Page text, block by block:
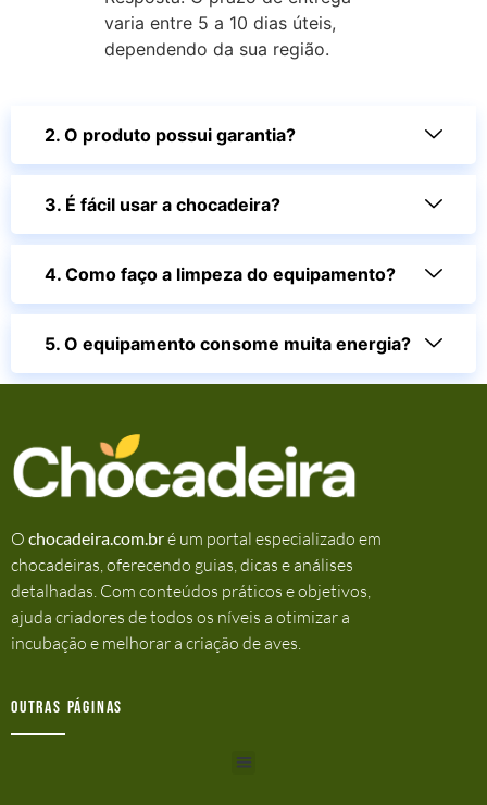
varia entre 5 a 10 dias úteis,
dependendo da sua região.
2. O produto possui garantia?
3. É fácil usar a chocadeira?
4. Como faço a limpeza do equipamento?
5. O equipamento consome muita energia?
O chocadeira.com.bré um portal especializado em
chocadeiras, oferecendo guias, dicas e análises
detalhadas. Com conteúdos práticos e objetivos,
ajuda criadores de todos os níveis a otimizar a
incubação e melhorar a criação de aves.
Outras Páginas